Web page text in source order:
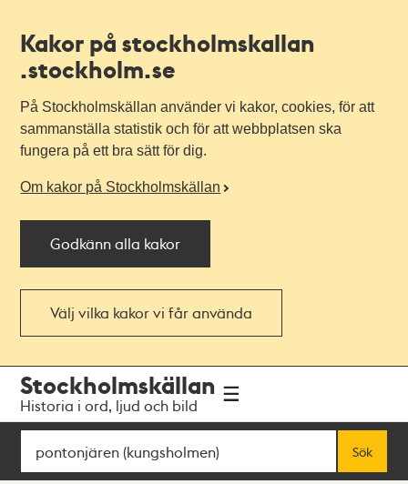
Kakor på stockholmskallan
.stockholm.se
På Stockholmskällan använder vi kakor, cookies, för att
sammanställa statistik och för att webbplatsen ska
fungera på ett bra sätt för dig.
Om kakor på Stockholmskällan
Godkänn alla kakor
Välj vilka kakor vi får använda
navigationen
huvudinnehållet
Stockholmskällan
Historia i ord, ljud och bild
Sök
Sök